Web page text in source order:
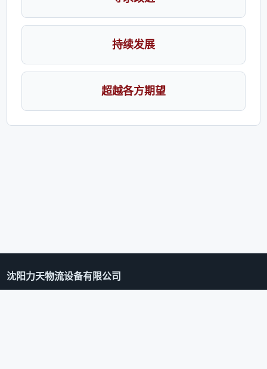
持续发展
超越各方期望
沈阳力天物流设备有限公司